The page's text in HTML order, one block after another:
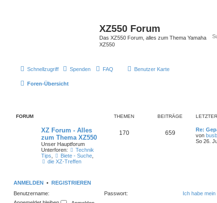
XZ550 Forum
Das XZ550 Forum, alles zum Thema Yamaha
XZ550
Schnellzugriff Spenden FAQ Benutzer Karte
Foren-Übersicht
FORUM THEMEN BEITRÄGE
XZ Forum - Alles
zum Thema XZ550
Unser Hauptforum
Unterforen:
Technik
Tips
Biete - Suche,
die XZ-Treffen
170 659
Re:
von
So 26.
ANMELDEN • REGISTRIEREN
Benutzername:
Passwort:
Ich habe